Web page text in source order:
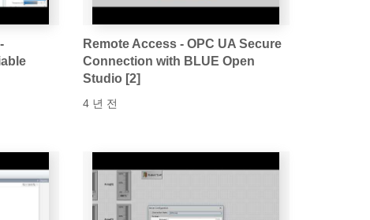
Remote Access - OPC UA Secure
Connection with BLUE Open
Studio [2]
4 년 전